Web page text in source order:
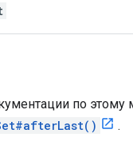
по этому
.